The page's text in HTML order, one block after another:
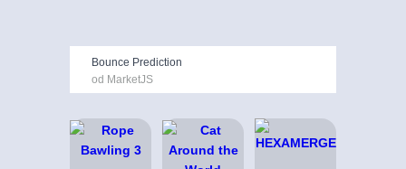
Bounce Prediction
od MarketJS